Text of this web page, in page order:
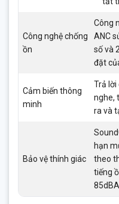
Công nghệ chống
ồn
Công
ANC
số và
đặt
Cảm biến thông
minh
Trả lời
nghe,
ra và
Bảo vệ thính giác
hạn
theo
tiếng
85dBA